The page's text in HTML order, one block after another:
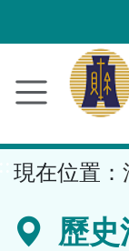
到
要
容
區
現在位置：
歷史